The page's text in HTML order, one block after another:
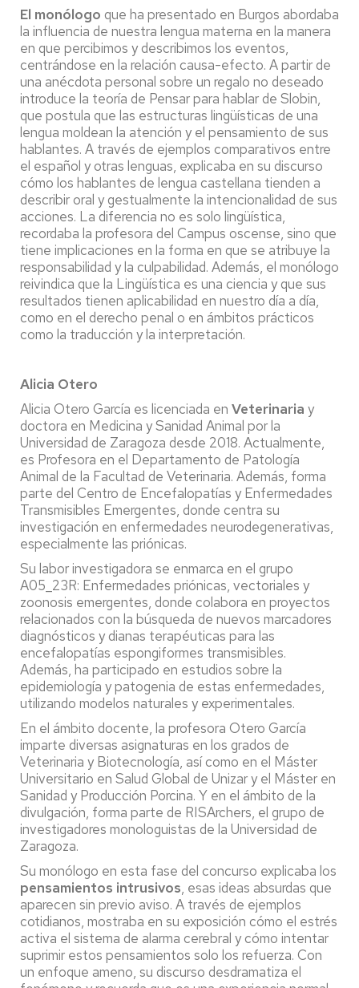
El monólogo que ha presentado en Burgos abordaba
la influencia de nuestra lengua materna en la manera
en que percibimos y describimos los eventos,
centrándose en la relación causa-efecto. A partir de
una anécdota personal sobre un regalo no deseado
introduce la teoría de Pensar para hablar de Slobin,
que postula que las estructuras lingüísticas de una
lengua moldean la atención y el pensamiento de sus
hablantes. A través de ejemplos comparativos entre
el español y otras lenguas, explicaba en su discurso
cómo los hablantes de lengua castellana tienden a
describir oral y gestualmente la intencionalidad de sus
acciones. La diferencia no es solo lingüística,
recordaba la profesora del Campus oscense, sino que
tiene implicaciones en la forma en que se atribuye la
responsabilidad y la culpabilidad. Además, el monólogo
reivindica que la Lingüística es una ciencia y que sus
resultados tienen aplicabilidad en nuestro día a día,
como en el derecho penal o en ámbitos prácticos
como la traducción y la interpretación.
Alicia Otero
Alicia Otero García es licenciada en Veterinaria y
doctora en Medicina y Sanidad Animal por la
Universidad de Zaragoza desde 2018. Actualmente,
es Profesora en el Departamento de Patología
Animal de la Facultad de Veterinaria. Además, forma
parte del Centro de Encefalopatías y Enfermedades
Transmisibles Emergentes, donde centra su
investigación en enfermedades neurodegenerativas,
especialmente las priónicas.
Su labor investigadora se enmarca en el grupo
A05_23R: Enfermedades priónicas, vectoriales y
zoonosis emergentes, donde colabora en proyectos
relacionados con la búsqueda de nuevos marcadores
diagnósticos y dianas terapéuticas para las
encefalopatías espongiformes transmisibles.
Además, ha participado en estudios sobre la
epidemiología y patogenia de estas enfermedades,
utilizando modelos naturales y experimentales.
En el ámbito docente, la profesora Otero García
imparte diversas asignaturas en los grados de
Veterinaria y Biotecnología, así como en el Máster
Universitario en Salud Global de Unizar y el Máster en
Sanidad y Producción Porcina. Y en el ámbito de la
divulgación, forma parte de RISArchers, el grupo de
investigadores monologuistas de la Universidad de
Zaragoza.
Su monólogo en esta fase del concurso explicaba los
pensamientos intrusivos, esas ideas absurdas que
aparecen sin previo aviso. A través de ejemplos
cotidianos, mostraba en su exposición cómo el estrés
activa el sistema de alarma cerebral y cómo intentar
suprimir estos pensamientos solo los refuerza. Con
un enfoque ameno, su discurso desdramatiza el